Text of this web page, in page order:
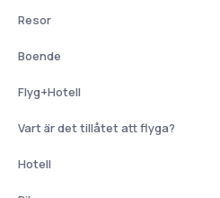
Resor
Boende
Flyg+Hotell
Vart är det tillåtet att flyga?
Hotell